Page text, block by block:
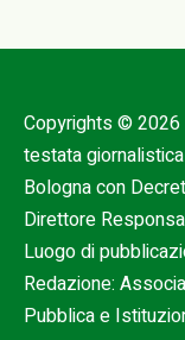
Copyrights © 2026
testata giornalistica
Bologna con
Direttore
Luogo di
Redazione:
Pubblica e